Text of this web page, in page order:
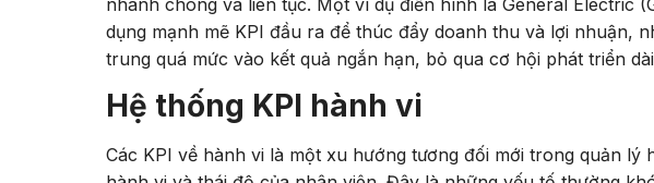
nhanh chóng và liên tục. Một ví dụ điển hình là General Electric
dụng mạnh mẽ KPI đầu ra để thúc đẩy doanh thu và lợi nhuận,
trung quá mức vào kết quả ngắn hạn, bỏ qua cơ hội phát triển
Hệ thống KPI hành vi
Các KPI về hành vi là một xu hướng tương đối mới trong quản lý